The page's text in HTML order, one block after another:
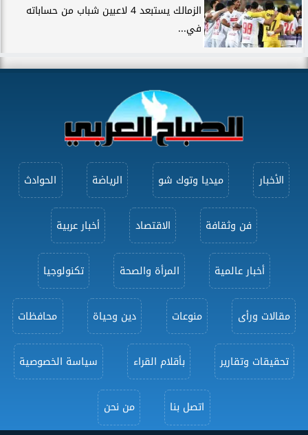
الزمالك يستبعد 4 لاعبين شباب من حساباته
في...
الأخبار ميديا وتوك شو الرياضة الحوادث
فن وثقافة الاقتصاد أخبار عربية
أخبار عالمية المرأة والصحة تكنولوجيا
مقالات ورأى منوعات دين وحياة محافظات
تحقيقات وتقارير بأقلام القراء سياسة الخصوصية
اتصل بنا من نحن